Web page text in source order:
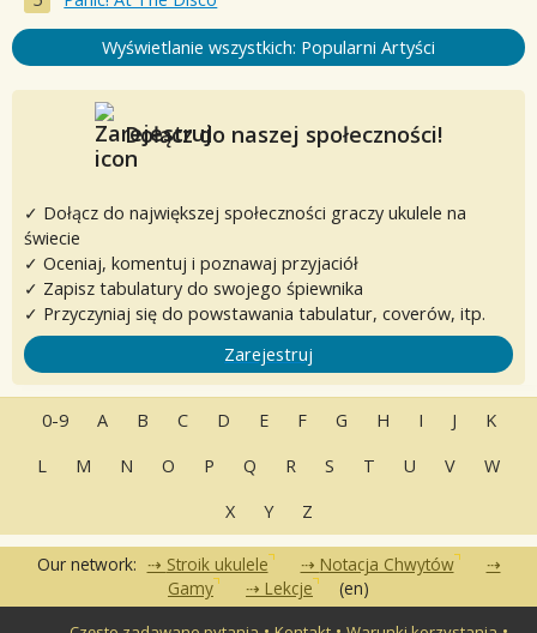
Wyświetlanie wszystkich: Popularni Artyści
Dołącz do naszej społeczności!
✓ Dołącz do największej społeczności graczy ukulele na
świecie
✓ Oceniaj, komentuj i poznawaj przyjaciół
✓ Zapisz tabulatury do swojego śpiewnika
✓ Przyczyniaj się do powstawania tabulatur, coverów, itp.
Zarejestruj
0-9 A B C D E F G H I J
K
L
M N O P Q R S T U V
W
X
Y Z
Our network: Stroik ukulele
Notacja Chwytów
Gamy
Lekcje (en)